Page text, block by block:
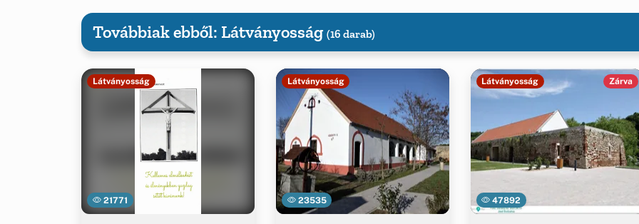
Továbbiak ebből: Látványosság (16 darab)
21771
Látványosság
23535
Látványosság
47892
Látványosság Zárva